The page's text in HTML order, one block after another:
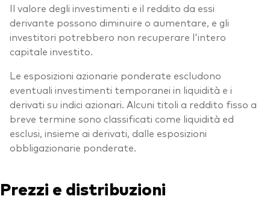
Il valore degli investimenti e il reddito da essi
derivante possono diminuire o aumentare, e gli
investitori potrebbero non recuperare l'intero
capitale investito.
Le esposizioni azionarie ponderate escludono
eventuali investimenti temporanei in liquidità e i
derivati su indici azionari. Alcuni titoli a reddito fisso a
breve termine sono classificati come liquidità ed
esclusi, insieme ai derivati, dalle esposizioni
obbligazionarie ponderate.
Prezzi e distribuzioni